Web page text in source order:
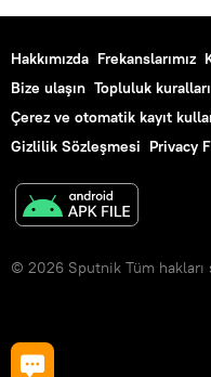
Hakkımızda Frekanslarımız
Bize ulaşın Topluluk kuralları
Çerez ve otomatik kayıt
Gizlilik Sözleşmesi Privacy
© 2026 Sputnik Tüm hakları